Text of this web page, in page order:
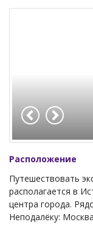
Расположение
Путешествовать
располагается в
центра города.
Неподалёку: